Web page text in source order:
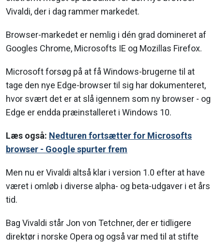
Vivaldi, der i dag rammer markedet.
Browser-markedet er nemlig i dén grad domineret af
Googles Chrome, Microsofts IE og Mozillas Firefox.
Microsoft forsøg på at få Windows-brugerne til at
tage den nye Edge-browser til sig har dokumenteret,
hvor svært det er at slå igennem som ny browser - og
Edge er endda præinstalleret i Windows 10.
Læs også: Nedturen fortsætter for Microsofts
browser - Google spurter frem
Men nu er Vivaldi altså klar i version 1.0 efter at have
været i omløb i diverse alpha- og beta-udgaver i et års
tid.
Bag Vivaldi står Jon von Tetchner, der er tidligere
direktør i norske Opera og også var med til at stifte